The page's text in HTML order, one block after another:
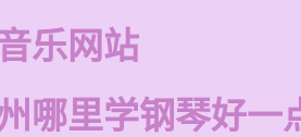
乐网站
哪里学钢琴好一